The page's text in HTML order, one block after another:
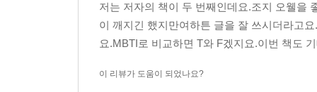
저는 저자의 책이 두 번째인데요. 조지 오웰을
이 깨지긴 했지만여하튼 글을 잘 쓰시더라고
요.MBTI로 비교하면 T와 F겠지요.이번 책도
이 리뷰가 도움이 되었나요?